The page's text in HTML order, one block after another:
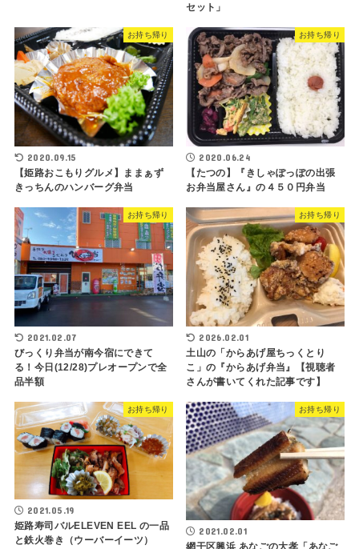
セット」
お持ち帰り
2020.09.15
【姫路おこもりグルメ】ままぁず
きっちんのハンバーグ弁当
お持ち帰り
2020.06.24
【たつの】『きしゃぽっぽの出張
お弁当屋さん』の４５０円弁当
お持ち帰り
2021.02.07
びっくり弁当が南今宿にできて
る！今日(12/28)プレオープンで全
品半額
お持ち帰り
2026.02.01
土山の「からあげ屋ちっくとり
こ」の『からあげ弁当』【視聴者
さんが書いてくれた記事です】
お持ち帰り
2021.05.19
姫路寿司バルELEVEN EEL の一品
と鉄火巻き（ウーバーイーツ）
お持ち帰り
2021.02.01